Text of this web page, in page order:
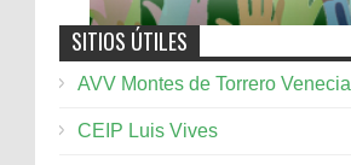
SITIOS ÚTILES
AVV Montes de Torrero Venecia
CEIP Luis Vives